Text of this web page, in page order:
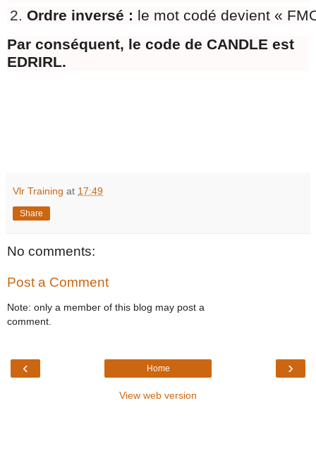
Ordre inversé : le mot codé devient «
Par conséquent, le code de CANDLE est
EDRIRL.
Vlr Training at 17:49
Share
No comments:
Post a Comment
Note: only a member of this blog may post a
comment.
‹ ›
Home
View web version